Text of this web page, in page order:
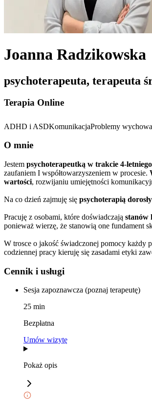
Joanna Radzikowska
psychoterapeuta, terapeuta
Terapia Online
ADHD i ASDKomunikacjaProblemy
O mnie
Jestem psychoterapeutką w trakcie 4-
zaufaniem I współtowarzyszeniem w procesie.
wartości, rozwijaniu umiejętności
Na co dzień zajmuję się psychoterapią
Pracuję z osobami, które doświadczają stanów
ponieważ wierzę, że stanowią one fundament
W trosce o jakość świadczonej pomocy każdy
codziennej pracy kieruję się zasadami etyki
Cennik i usługi
Sesja zapoznawcza (poznaj terapeutę)
25 min
Bezpłatna
Umów wizytę
Pokaż opis